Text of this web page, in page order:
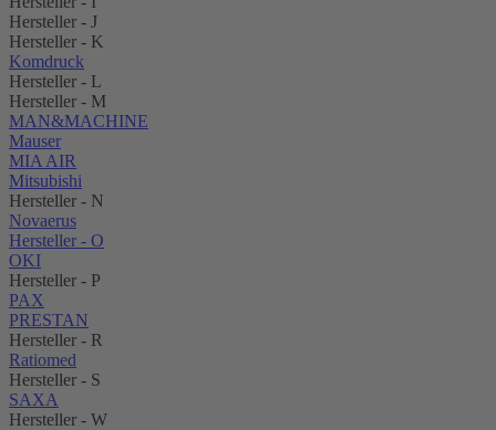
Hersteller - J
Hersteller - K
Komdruck
Hersteller - L
Hersteller - M
MAN&MACHINE
Mauser
MIA AIR
Mitsubishi
Hersteller - N
Novaerus
Hersteller - O
OKI
Hersteller - P
PAX
PRESTAN
Hersteller - R
Ratiomed
Hersteller - S
SAXA
Hersteller - W